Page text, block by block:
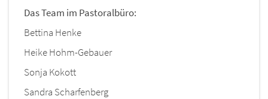
Das Team im Pastoralbüro:
Bettina Henke
Heike Hohm-Gebauer
Sonja Kokott
Sandra Scharfenberg